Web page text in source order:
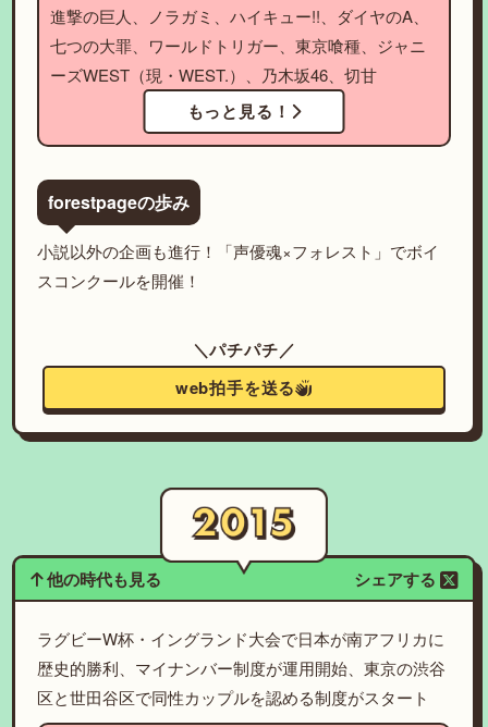
進撃の巨人、ノラガミ、ハイキュー!!、ダイヤのA、
七つの大罪、ワールドトリガー、東京喰種、ジャニ
ーズWEST（現・WEST.）、乃木坂46、切甘
もっと見る！
forestpageの歩み
小説以外の企画も進行！「声優魂×フォレスト」でボイ
スコンクールを開催！
＼パチパチ／
web拍手を送る
他の時代も見る シェアする
ラグビーW杯・イングランド大会で日本が南アフリカに
歴史的勝利、マイナンバー制度が運用開始、東京の渋谷
区と世田谷区で同性カップルを認める制度がスタート